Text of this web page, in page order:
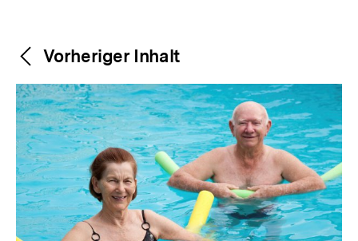
Weitere
Inhalte
Content-
Navigation
Vorheriger Inhalt